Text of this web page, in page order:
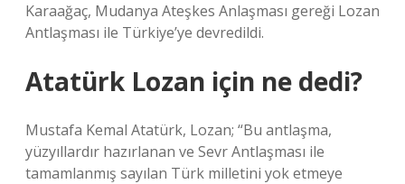
Karaağaç, Mudanya Ateşkes Anlaşması gereği Lozan
Antlaşması ile Türkiye’ye devredildi.
Atatürk Lozan için ne dedi?
Mustafa Kemal Atatürk, Lozan; “Bu antlaşma,
yüzyıllardır hazırlanan ve Sevr Antlaşması ile
tamamlanmış sayılan Türk milletini yok etmeye